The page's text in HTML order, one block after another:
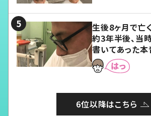
生後8ヶ月で亡
約3年半後、当
書いてあった本
6位以降はこちら